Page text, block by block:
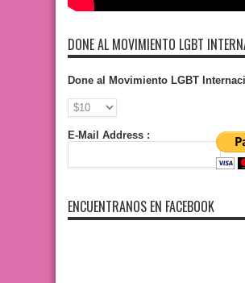
DONE AL MOVIMIENTO LGBT
Done al Movimiento LGBT
E-Mail Address :
ENCUENTRANOS EN FACEBOOK